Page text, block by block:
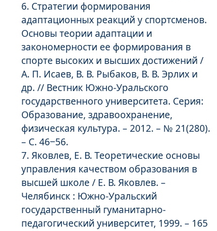
Стратегии формирования
адаптационных реакций у спортсменов.
Основы теории адаптации и
закономерности ее формирования в
спорте высоких и высших достижений /
А. П. Исаев, В. В. Рыбаков, В. В. Эрлих и
др. // Вестник Южно-Уральского
государственного университета. Серия:
Образование, здравоохранение,
физическая культура. – 2012. – № 21(280).
– С. 46‒56.
Яковлев, Е. В. Теоретические основы
управления качеством образования в
высшей школе / Е. В. Яковлев. –
Челябинск : Южно-Уральский
государственный гуманитарно-
педагогический университет, 1999. – 165